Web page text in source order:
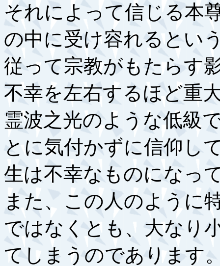
それによって信じる本
の中に受け容れるとい
従って宗教がもたらす
不幸を左右するほど重
霊波之光のような低級
とに気付かずに信仰し
生は不幸なものになっ
また、この人のように
ではなくとも、大なり
てしまうのであります